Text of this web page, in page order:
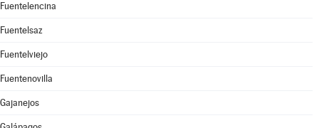
Fuentelencina
Fuentelsaz
Fuentelviejo
Fuentenovilla
Gajanejos